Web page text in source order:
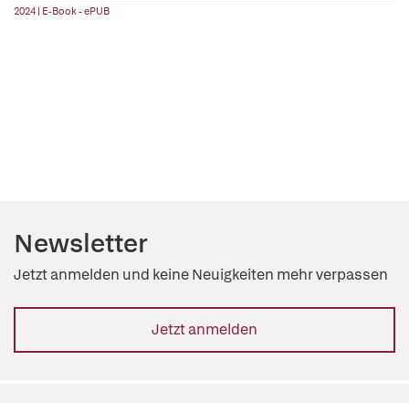
2024 | E-Book - ePUB
Newsletter
Jetzt anmelden und keine Neuigkeiten mehr verpassen
Jetzt anmelden